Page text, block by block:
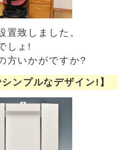
置致しました。
しょ!
方いかがですか?
ンプルなデザイン!】